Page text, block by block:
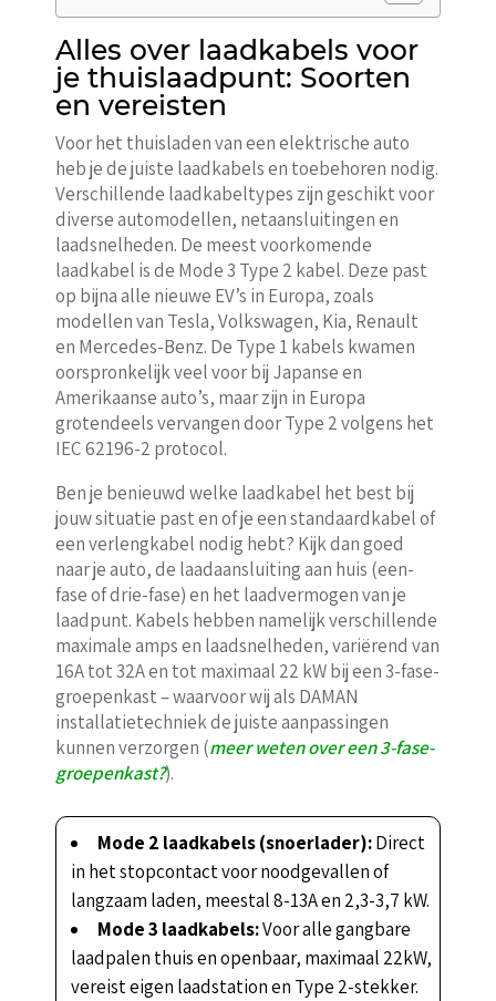
Alles over laadkabels voor
je thuislaadpunt: Soorten
en vereisten
Voor het thuisladen van een elektrische auto
heb je de juiste laadkabels en toebehoren nodig.
Verschillende laadkabeltypes zijn geschikt voor
diverse automodellen, netaansluitingen en
laadsnelheden. De meest voorkomende
laadkabel is de Mode 3 Type 2 kabel. Deze past
op bijna alle nieuwe EV’s in Europa, zoals
modellen van Tesla, Volkswagen, Kia, Renault
en Mercedes-Benz. De Type 1 kabels kwamen
oorspronkelijk veel voor bij Japanse en
Amerikaanse auto’s, maar zijn in Europa
grotendeels vervangen door Type 2 volgens het
IEC 62196-2 protocol.
Ben je benieuwd welke laadkabel het best bij
jouw situatie past en of je een standaardkabel of
een verlengkabel nodig hebt? Kijk dan goed
naar je auto, de laadaansluiting aan huis (een-
fase of drie-fase) en het laadvermogen van je
laadpunt. Kabels hebben namelijk verschillende
maximale amps en laadsnelheden, variërend van
16A tot 32A en tot maximaal 22 kW bij een 3-fase-
groepenkast – waarvoor wij als DAMAN
installatietechniek de juiste aanpassingen
kunnen verzorgen (meer weten over een 3-fase-
groepenkast?).
Mode 2 laadkabels (snoerlader):Direct
in het stopcontact voor noodgevallen of
langzaam laden, meestal 8-13A en 2,3-3,7 kW.
Mode 3 laadkabels:Voor alle gangbare
laadpalen thuis en openbaar, maximaal 22kW,
vereist eigen laadstation en Type 2-stekker.